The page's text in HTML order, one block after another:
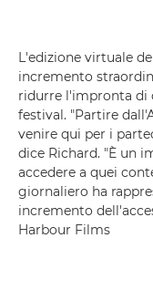
L'edizione virtuale
incremento
ridurre l'impronta di
festival. "Partire
venire qui per i
dice Richard. "È un
accedere a quei
giornaliero ha
incremento
Harbour Films